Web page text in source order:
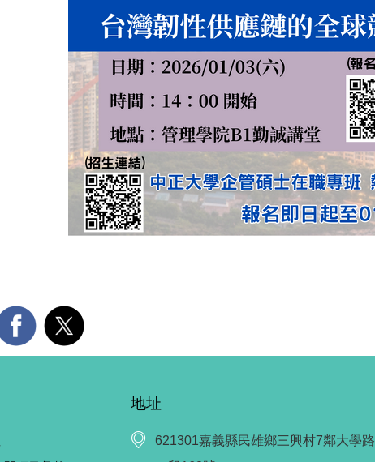
地址
621301嘉義縣民雄鄉三興村7鄰大學路